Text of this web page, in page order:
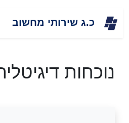
כ.ג שירותי מחשוב
נוכחות